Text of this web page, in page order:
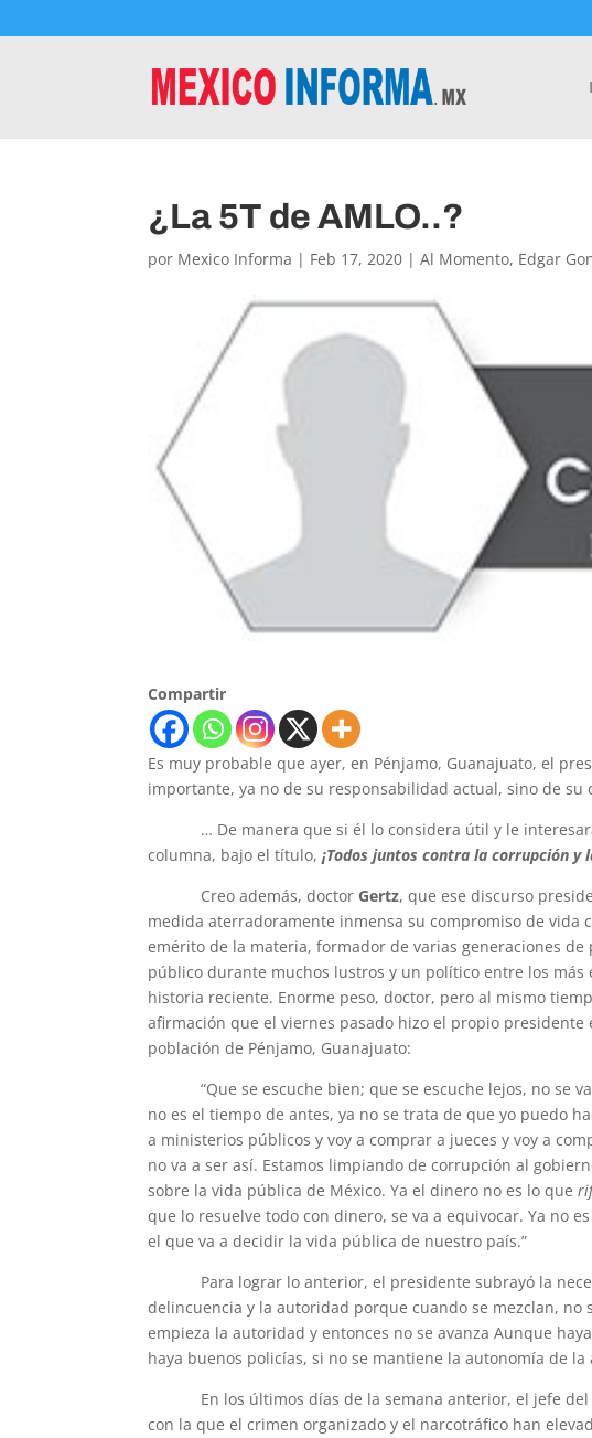
¿La 5T de AMLO..?
por Mexico Informa | Feb 17, 2020 |Al Momento, Edgar
Compartir
Es muy probable que ayer, en Pénjamo, Guanajuato, el
importante, ya no de su responsabilidad actual, sino de
… De manera que si él lo considera útil y le interesara
columna, bajo el título,¡Todos juntos contra la corrupción y
Creo además, doctor Gertz, que ese discurso
medida aterradoramente inmensa su compromiso de
emérito de la materia, formador de varias generaciones
público durante muchos lustros y un político entre los
historia reciente. Enorme peso, doctor, pero al mismo
afirmación que el viernes pasado hizo el propio
población de Pénjamo, Guanajuato:
“Que se escuche bien; que se escuche lejos, no se
no es el tiempo de antes, ya no se trata de que yo puedo
a ministerios públicos y voy a comprar a jueces y voy a
no va a ser así. Estamos limpiando de corrupción al
sobre la vida pública de México. Ya el dinero no es lo que
que lo resuelve todo con dinero, se va a equivocar. Ya no
el que va a decidir la vida pública de nuestro país.”
Para lograr lo anterior, el presidente subrayó la
delincuencia y la autoridad porque cuando se mezclan,
empieza la autoridad y entonces no se avanza Aunque
haya buenos policías, si no se mantiene la autonomía de la
En los últimos días de la semana anterior, el jefe del
con la que el crimen organizado y el narcotráfico han